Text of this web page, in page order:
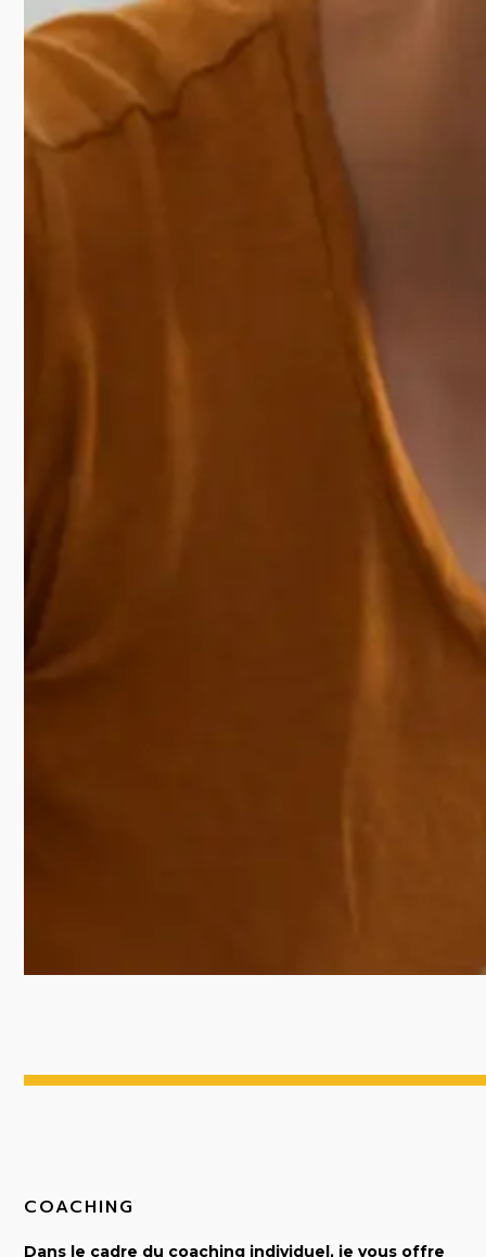
COACHING
Dans le cadre du coaching individuel, je vous offre